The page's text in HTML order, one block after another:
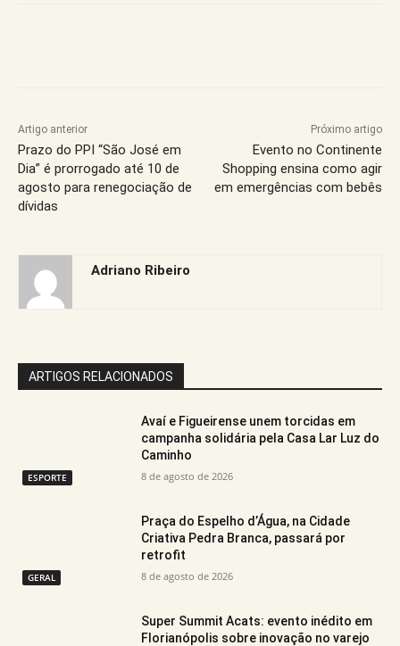
Artigo anterior
Prazo do PPI “São José em
Dia” é prorrogado até 10 de
agosto para renegociação de
dívidas
Próximo artigo
Evento no Continente
Shopping ensina como agir
em emergências com bebês
Adriano Ribeiro
ARTIGOS RELACIONADOS
ESPORTE
Avaí e Figueirense unem torcidas em
campanha solidária pela Casa Lar Luz do
Caminho
8 de agosto de 2026
GERAL
Praça do Espelho d’Água, na Cidade
Criativa Pedra Branca, passará por
retrofit
8 de agosto de 2026
Super Summit Acats: evento inédito em
Florianópolis sobre inovação no varejo